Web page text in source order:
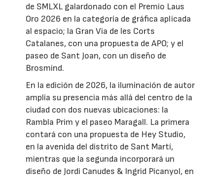
de SMLXL galardonado con el Premio Laus
Oro 2026 en la categoría de gráfica aplicada
al espacio; la Gran Via de les Corts
Catalanes, con una propuesta de APO; y el
paseo de Sant Joan, con un diseño de
Brosmind.
En la edición de 2026, la iluminación de autor
amplía su presencia más allá del centro de la
ciudad con dos nuevas ubicaciones: la
Rambla Prim y el paseo Maragall. La primera
contará con una propuesta de Hey Studio,
en la avenida del distrito de Sant Martí,
mientras que la segunda incorporará un
diseño de Jordi Canudes & Ingrid Picanyol, en